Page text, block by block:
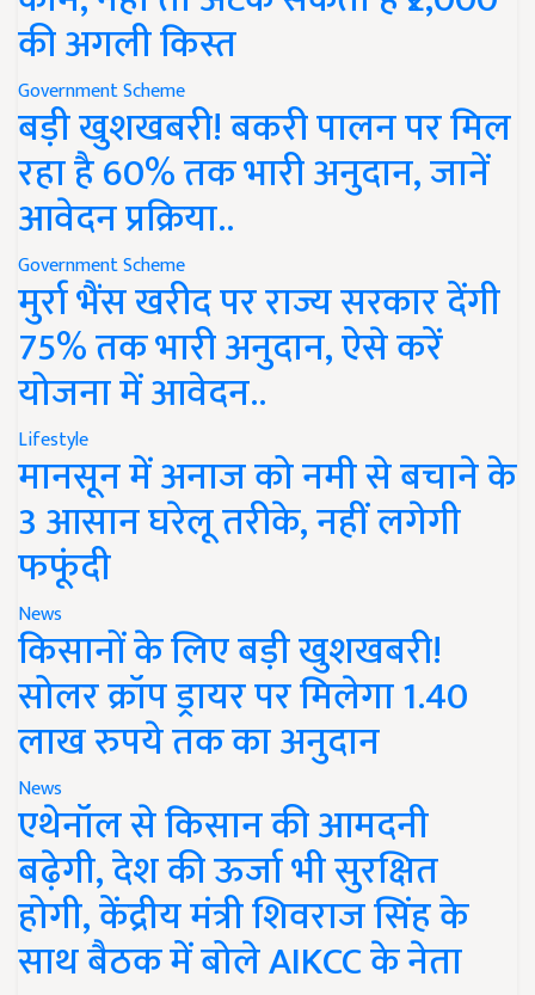
की अगली किस्त
Government Scheme
बड़ी खुशखबरी! बकरी पालन पर मिल
रहा है 60% तक भारी अनुदान, जानें
आवेदन प्रक्रिया..
Government Scheme
मुर्रा भैंस खरीद पर राज्य सरकार देंगी
75% तक भारी अनुदान, ऐसे करें
योजना में आवेदन..
Lifestyle
मानसून में अनाज को नमी से बचाने के
3 आसान घरेलू तरीके, नहीं लगेगी
फफूंदी
News
किसानों के लिए बड़ी खुशखबरी!
सोलर क्रॉप ड्रायर पर मिलेगा 1.40
लाख रुपये तक का अनुदान
News
एथेनॉल से किसान की आमदनी
बढ़ेगी, देश की ऊर्जा भी सुरक्षित
होगी, केंद्रीय मंत्री शिवराज सिंह के
साथ बैठक में बोले AIKCC के नेता